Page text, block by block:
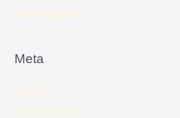
Uncategorized
Meta
Acessar
Feed de posts